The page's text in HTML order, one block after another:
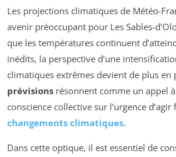
Les projections climatiques de Météo-
avenir préoccupant pour Les Sables-
que les températures continuent
inédits, la perspective d’une
climatiques extrêmes devient de plus en
prévisions résonnent comme un appel
conscience collective sur l’urgence d’agir
changements climatiques.
Dans cette optique, il est essentiel de